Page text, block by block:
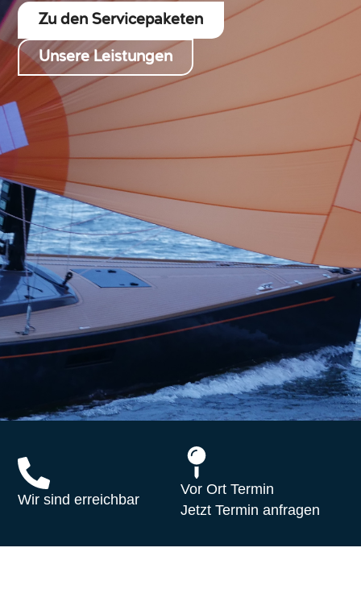
Zu den Servicepaketen
Unsere Leistungen
Wir sind erreichbar
Vor Ort Termin
Jetzt Termin anfragen